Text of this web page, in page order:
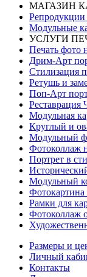
МАГАЗИН
Репродукции
Модульные
УСЛУГИ
Печать фото
Дрим-Арт
Стилизация
Ретушь и
Поп-Арт
Реставрация
Модульная
Круглый и
Модульный
Фотоколлаж
Портрет в
Модульный
Фотокартина
Рамки для
Фотоколлаж
Размеры и
Личный
Контакты